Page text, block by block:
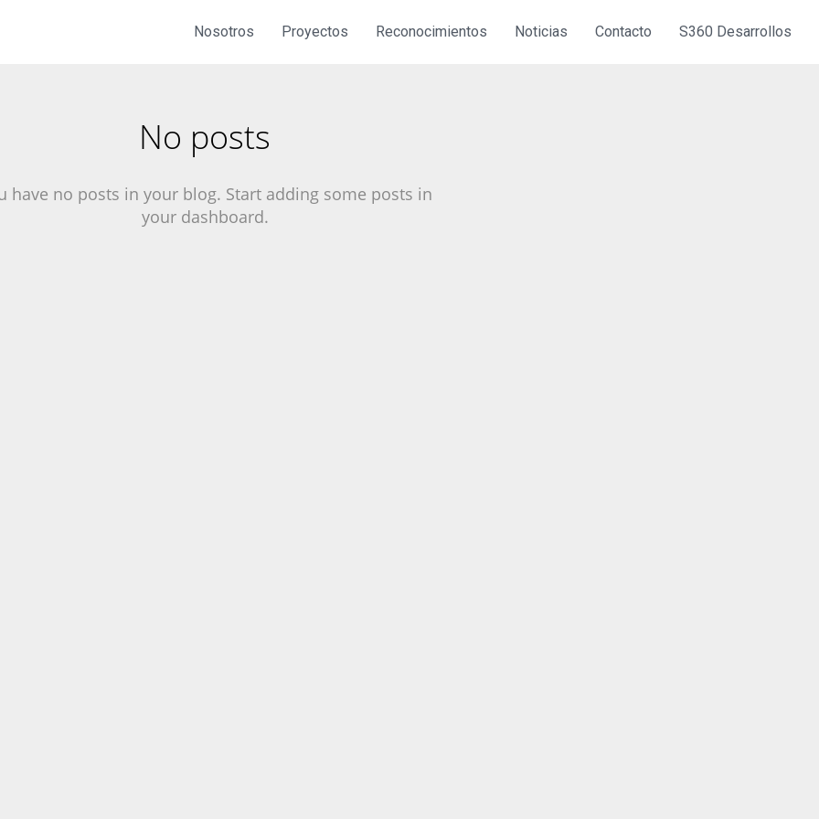
Nosotros Proyectos Reconocimientos Noticias Contacto S360 Desarrollos
No posts
have no posts in your blog. Start adding some posts in
your dashboard.